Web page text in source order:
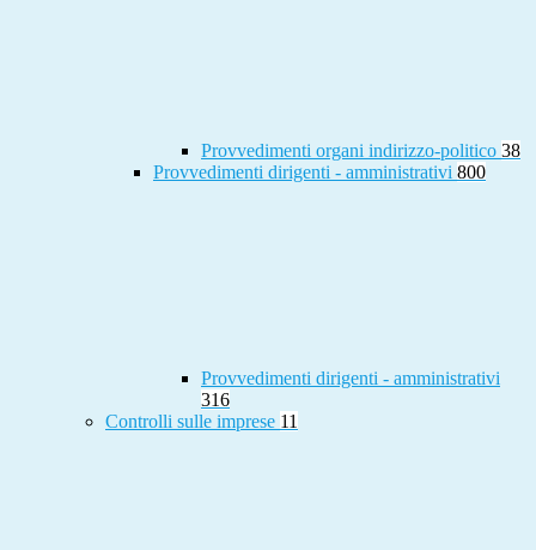
Provvedimenti organi indirizzo-politico 38
Provvedimenti dirigenti - amministrativi 800
Provvedimenti dirigenti - amministrativi
316
Controlli sulle imprese 11